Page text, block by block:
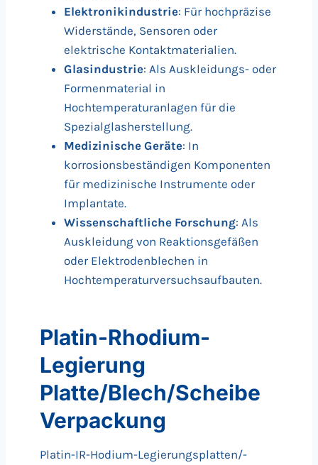
Elektronikindustrie: Für hochpräzise
Widerstände, Sensoren oder
elektrische Kontaktmaterialien.
Glasindustrie: Als Auskleidungs- oder
Formenmaterial in
Hochtemperaturanlagen für die
Spezialglasherstellung.
Medizinische Geräte: In
korrosionsbeständigen Komponenten
für medizinische Instrumente oder
Implantate.
Wissenschaftliche Forschung: Als
Auskleidung von Reaktionsgefäßen
oder Elektrodenblechen in
Hochtemperaturversuchsaufbauten.
Platin-Rhodium-
Legierung
Platte/Blech/Scheibe
Verpackung
Platin-IR-Hodium-Legierungsplatten/-